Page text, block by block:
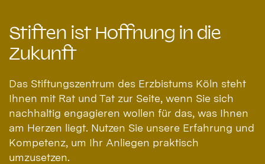
Stiften ist Hoffnung in die
Zukunft
Das Stiftungszentrum des Erzbistums Köln steht
Ihnen mit Rat und Tat zur Seite, wenn Sie sich
nachhaltig engagieren wollen für das, was Ihnen
am Herzen liegt. Nutzen Sie unsere Erfahrung und
Kompetenz, um Ihr Anliegen praktisch
umzusetzen.